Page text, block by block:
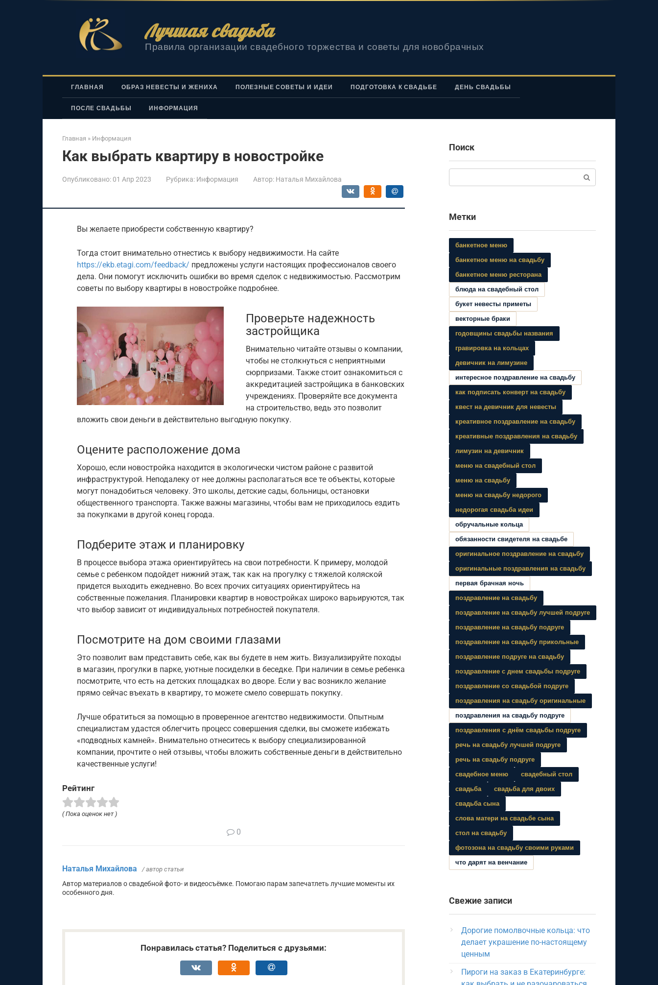
Лучшая свадьба
Правила организации свадебного торжества и советы для новобрачных
ГЛАВНАЯ ОБРАЗ НЕВЕСТЫ И ЖЕНИХА ПОЛЕЗНЫЕ СОВЕТЫ И ИДЕИ ПОДГОТОВКА К СВАДЬБЕ ДЕНЬ СВАДЬБЫ
ПОСЛЕ СВАДЬБЫ ИНФОРМАЦИЯ
Главная » Информация
Как выбрать квартиру в новостройке
Опубликовано: 01 Апр 2023 Рубрика: Информация Автор: Наталья Михайлова
Вы желаете приобрести собственную квартиру?
Тогда стоит внимательно отнестись к выбору недвижимости. На сайте
https://ekb.etagi.com/feedback/ предложены услуги настоящих профессионалов своего
дела. Они помогут исключить ошибки во время сделок с недвижимостью. Рассмотрим
советы по выбору квартиры в новостройке подробнее.
Проверьте надежность
застройщика
Внимательно читайте отзывы о компании,
чтобы не столкнуться с неприятными
сюрпризами. Также стоит ознакомиться с
аккредитацией застройщика в банковских
учреждениях. Проверяйте все документа
на строительство, ведь это позволит
вложить свои деньги в действительно выгодную покупку.
Оцените расположение дома
Хорошо, если новостройка находится в экологически чистом районе с развитой
инфраструктурой. Неподалеку от нее должны располагаться все те объекты, которые
могут понадобиться человеку. Это школы, детские сады, больницы, остановки
общественного транспорта. Также важны магазины, чтобы вам не приходилось ездить
за покупками в другой конец города.
Подберите этаж и планировку
В процессе выбора этажа ориентируйтесь на свои потребности. К примеру, молодой
семье с ребенком подойдет нижний этаж, так как на прогулку с тяжелой коляской
придется выходить ежедневно. Во всех прочих ситуациях ориентируйтесь на
собственные пожелания. Планировки квартир в новостройках широко варьируются, так
что выбор зависит от индивидуальных потребностей покупателя.
Посмотрите на дом своими глазами
Это позволит вам представить себе, как вы будете в нем жить. Визуализируйте походы
в магазин, прогулки в парке, уютные посиделки в беседке. При наличии в семье ребенка
посмотрите, что есть на детских площадках во дворе. Если у вас возникло желание
прямо сейчас въехать в квартиру, то можете смело совершать покупку.
Лучше обратиться за помощью в проверенное агентство недвижимости. Опытным
специалистам удастся облегчить процесс совершения сделки, вы сможете избежать
«подводных камней». Внимательно отнеситесь к выбору специализированной
компании, прочтите о ней отзывы, чтобы вложить собственные деньги в действительно
качественные услуги!
Рейтинг
( Пока оценок нет )
0
Наталья Михайлова / автор статьи
Автор материалов о свадебной фото- и видеосъёмке. Помогаю парам запечатлеть лучшие моменты их
особенного дня.
Понравилась статья? Поделиться с друзьями:
Поиск
Метки
банкетное меню
банкетное меню на свадьбу
банкетное меню ресторана
блюда на свадебный стол
букет невесты приметы
векторные браки
годовщины свадьбы названия
гравировка на кольцах
девичник на лимузине
интересное поздравление на свадьбу
как подписать конверт на свадьбу
квест на девичник для невесты
креативное поздравление на свадьбу
креативные поздравления на свадьбу
лимузин на девичник
меню на свадебный стол
меню на свадьбу
меню на свадьбу недорого
недорогая свадьба идеи
обручальные кольца
обязанности свидетеля на свадьбе
оригинальное поздравление на свадьбу
оригинальные поздравления на свадьбу
первая брачная ночь
поздравление на свадьбу
поздравление на свадьбу лучшей подруге
поздравление на свадьбу подруге
поздравление на свадьбу прикольные
поздравление подруге на свадьбу
поздравление с днем свадьбы подруге
поздравление со свадьбой подруге
поздравления на свадьбу оригинальные
поздравления на свадьбу подруге
поздравления с днём свадьбы подруге
речь на свадьбу лучшей подруге
речь на свадьбу подруге
свадебное меню
свадебный стол
свадьба
свадьба для двоих
свадьба сына
слова матери на свадьбе сына
стол на свадьбу
фотозона на свадьбу своими руками
что дарят на венчание
Свежие записи
Дорогие помолвочные кольца: что
делает украшение по-настоящему
ценным
Пироги на заказ в Екатеринбурге: